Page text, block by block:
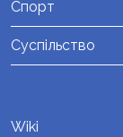
Спорт
Суспільство
Wiki